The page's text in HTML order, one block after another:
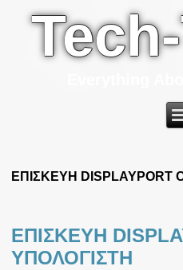
ΕΠΙΣΚΕΥΗ DISPLAYPORT
ΕΠΙΣΚΕΥΗ
ΥΠΟΛΟΓΙΣΤΗ